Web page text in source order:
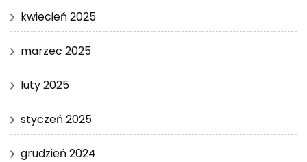
kwiecień 2025
marzec 2025
luty 2025
styczeń 2025
grudzień 2024